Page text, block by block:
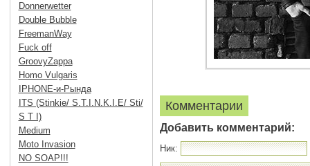
Комментарии
Добавить комментарий:
Ник:
Donnerwetter
Double Bubble
FreemanWay
Fuck off
GroovyZappa
Homo Vulgaris
IPHONE-и-Рында
ITS (Stinkie/ S.T.I.N.K.I.E/ Sti/
S T I)
Medium
Moto Invasion
NO SOAP!!!